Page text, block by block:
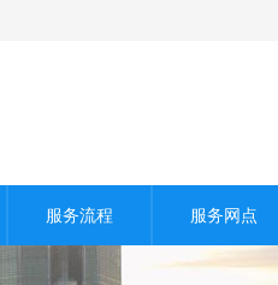
服务流程 服务网点